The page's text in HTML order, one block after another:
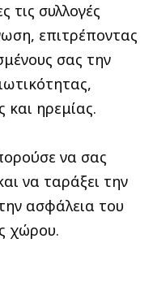
τις συλλογές
επιτρέποντας
σας την
ηρεμίας.
να σας
να ταράξει την
ασφάλεια του
χώρου.